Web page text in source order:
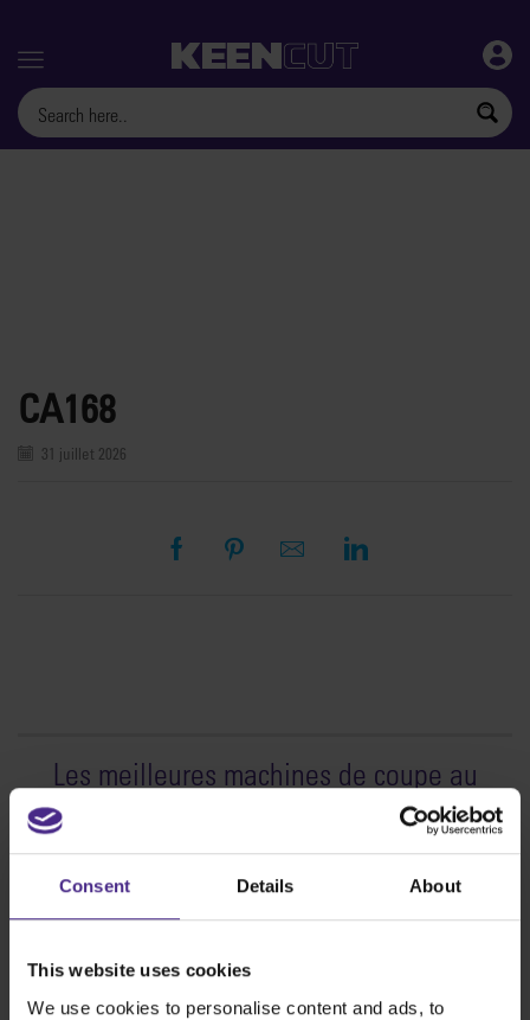
Consent Details About
This website uses cookies
We use cookies to personalise content and ads, to
Menu
CA168
31 juillet 2026
Les meilleures machines de coupe au
Evolution3™ cutters
Evolution3™ – Gamme